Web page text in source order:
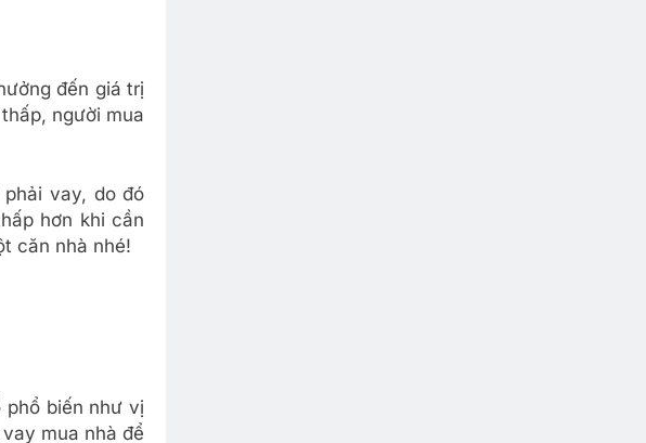
đến giá trị
người mua
vay, do đó
hơn khi cần
căn nhà nhé!
phổ biến như vị
mua nhà để